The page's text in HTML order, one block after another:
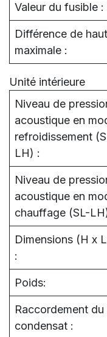
Valeur du fusible :
Différence de
maximale :
Unité intérieure
Niveau de
acoustique en
refroidissement
LH) :
Niveau de
acoustique en
chauffage (SL-
Dimensions (H x
:
Poids:
Raccordement du
condensat :